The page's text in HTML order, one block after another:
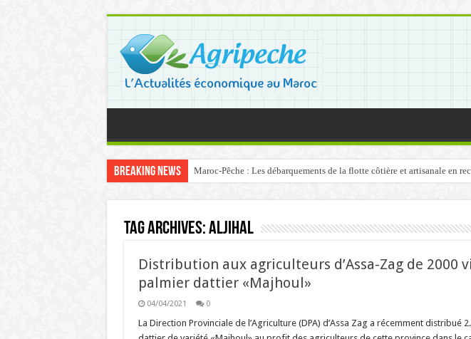
Breaking News Maroc-Pêche : Les débarquements de la flotte côtière et artisanale en
Tag Archives:Aljihal
Distribution aux agriculteurs d’Assa-Zag de 2000
palmier dattier «Majhoul»
04/04/2021 0
La Direction Provinciale de l’Agriculture (DPA) d’Assa Zag a récemment distribué